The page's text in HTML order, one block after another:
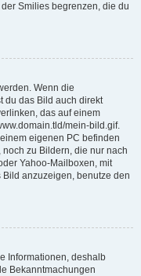
Smilies begrenzen, die du
Wenn die
du das Bild auch direkt
das auf einem
mein-bild.gif.
eigenen PC befinden
zu Bildern, die nur nach
Yahoo-Mailboxen, mit
anzuzeigen, benutze den
Informationen, deshalb
Bekanntmachungen